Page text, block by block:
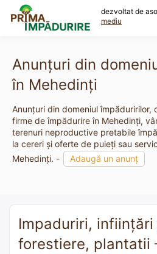
content
dezvoltat de
mediu
Anunțuri din
în Mehedinți
Anunțuri din domeniul împăduririlor,
firme de împădurire în Mehedinți,
terenuri neproductive pretabile
la cereri și oferte de puieți sau
Mehedinți. -
Adaugă un anunț
Impaduriri,
forestiere, plantatii